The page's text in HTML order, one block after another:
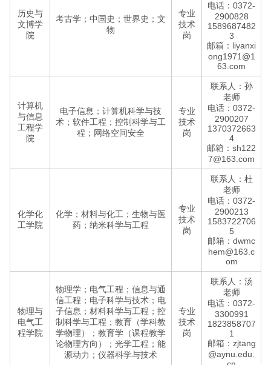
历史与
文博学
院
考古学；中国史；世界史；文
物
专业
技术
岗
电话：0372-
2900828
1589687482
3
邮箱：liyanxi
ong1971@1
63.com
计算机
与信息
工程学
院
电子信息；计算机科学与技
术；软件工程；控制科学与工
程；网络空间安全
专业
技术
岗
联系人：孙
老师
电话：0372-
2900207
1370372663
4
邮箱：sh122
7@163.com
化学化
工学院
化学；材料与化工；生物与医
药；纳米科学与工程
专业
技术
岗
联系人：杜
老师
电话：0372-
2900213
1583722706
5
邮箱：dwmc
hem@163.c
om
物理与
电气工
程学院
物理学；电气工程；信息与通
信工程；电子科学与技术；电
子信息；材料科学与工程；控
制科学与工程；教育（学科教
学物理）；教育学（课程教学
论物理方向）；光学工程；能
源动力；仪器科学与技术
专业
技术
岗
联系人：汤
老师
电话：0372-
3300991
1823858707
1
邮箱：zjtang
@aynu.edu.